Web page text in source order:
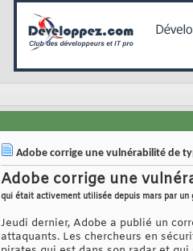
Adobe corrige une vulnérabilité de
Adobe corrige une
qui était activement utilisée depuis mars par un
Jeudi dernier, Adobe a publié un
attaquants. Les chercheurs en